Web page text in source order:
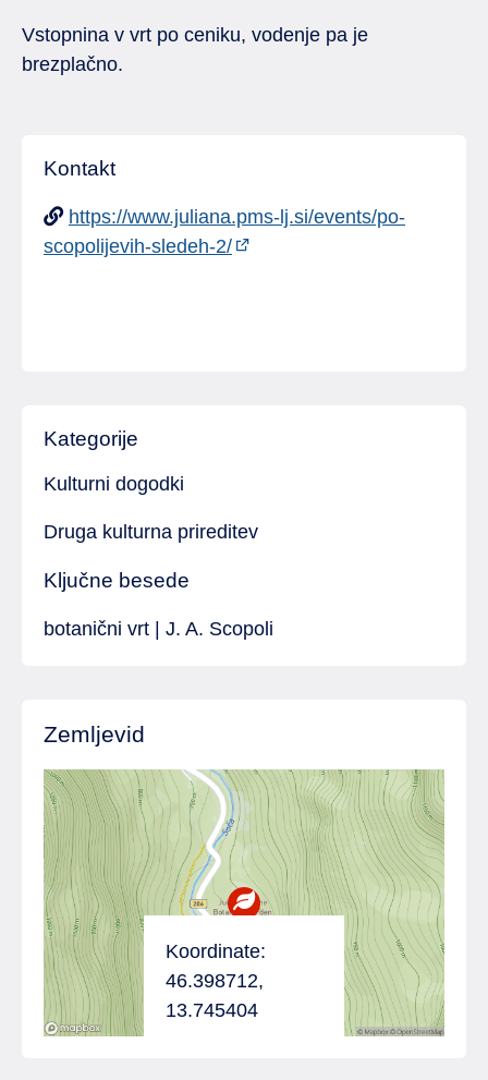
Vstopnina v vrt po ceniku, vodenje pa je
brezplačno.
Kontakt
https://www.juliana.pms-lj.si/events/po-
scopolijevih-sledeh-2/
Kategorije
Kulturni dogodki
Druga kulturna prireditev
Ključne besede
botanični vrt | J. A. Scopoli
Zemljevid
Koordinate:
46.398712,
13.745404